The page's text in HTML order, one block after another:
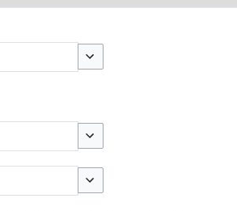
Optionen umschalten
Optionen umschalten
Optionen umschalten